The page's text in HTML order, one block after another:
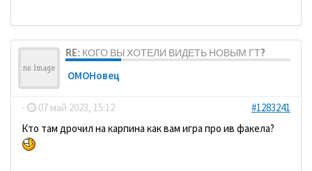
RE: КОГО ВЫ ХОТЕЛИ ВИДЕТЬ НОВЫМ ГТ?
ОМОНовец
- 07 май 2023, 15:12
#1283241
Кто там дрочил на карпина как вам игра про ив факела?